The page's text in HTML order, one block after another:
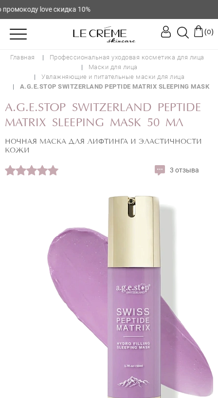
love скидка 10%
(0)
Главная
Профессиональная уходовая косметика для лица
Маски для лица
Увлажняющие и питательные маски для лица
A.G.E.STOP SWITZERLAND PEPTIDE MATRIX SLEEPING MASK
A.G.E.STOP SWITZERLAND PEPTIDE
MATRIX SLEEPING MASK 50 МЛ
НОЧНАЯ МАСКА ДЛЯ ЛИФТИНГА И ЭЛАСТИЧНОСТИ
КОЖИ
3 отзыва